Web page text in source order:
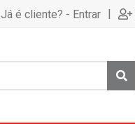
Já é cliente? - Entrar |